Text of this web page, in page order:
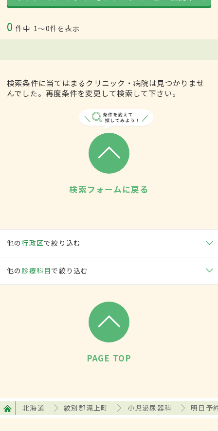
0 件中 1〜0件を表示
検索条件に当てはまるクリニック・病院は見つかりませ
んでした。再度条件を変更して検索して下さい。
検索フォームに戻る
他の行政区で絞り込む
他の 診療科目で絞り込む
PAGE TOP
北海道 紋別郡滝上町 小児泌尿器科 明日予